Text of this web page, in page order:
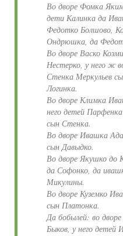
Во дворе Фомка
дети Калинка да
Федотко Болшово,
Ондрюшка, да
Во дворе Васко
Нестерко, у него ж
Стенка Меркульев
Логинка.
Во дворе Климка
него детей
сын Стенка.
Во дворе Ивашка
сын Давыдко.
Во дворе Якушко
да Софонко, да
Микулины.
Во дворе Куземко
сын Платонка.
Да бобылей: во
Быков, у него